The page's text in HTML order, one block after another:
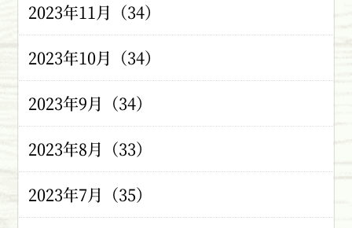
2023年11月（34）
2023年10月（34）
2023年9月（34）
2023年8月（33）
2023年7月（35）